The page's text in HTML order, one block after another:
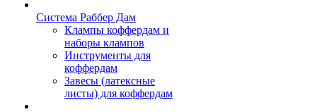
Система Раббер Дам
Клампы коффердам и
наборы клампов
Инструменты для
коффердам
Завесы (латексные
листы) для коффердам